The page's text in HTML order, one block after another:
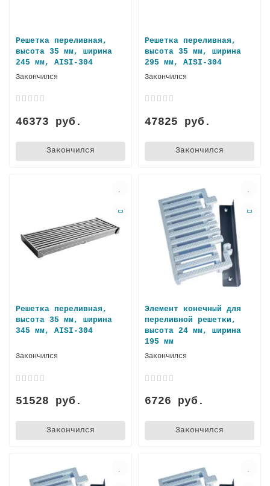
Решетка переливная,
высота 35 мм, ширина
245 мм, AISI-304
Закончился
46373 руб.
Закончился
Решетка переливная,
высота 35 мм, ширина
295 мм, AISI-304
Закончился
47825 руб.
Закончился
Решетка переливная,
высота 35 мм, ширина
345 мм, AISI-304
Закончился
51528 руб.
Закончился
Элемент конечный для
переливной решетки,
высота 24 мм, ширина
195 мм
Закончился
6726 руб.
Закончился